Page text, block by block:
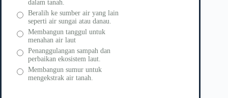
dalam tanah.
Beralih ke sumber air yang lain
seperti air sungai atau danau.
Membangun tanggul untuk
menahan air laut
Penanggulangan sampah dan
perbaikan ekosistem laut.
Membangun sumur untuk
mengekstrak air tanah.